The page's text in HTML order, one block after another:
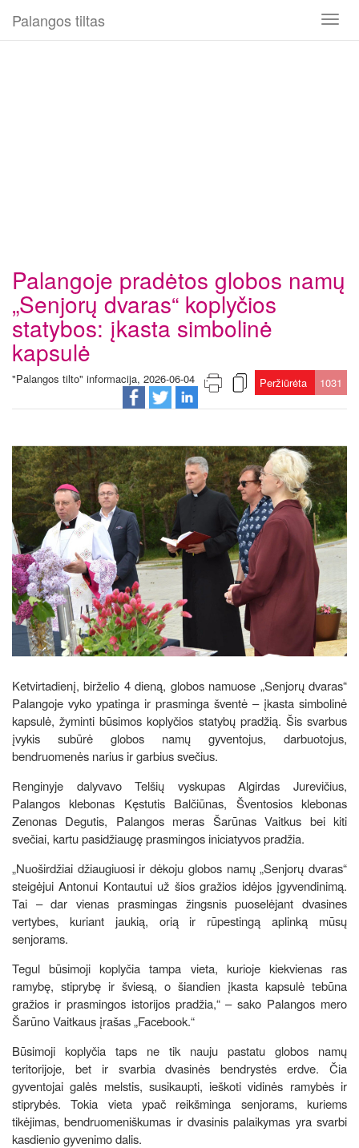
Toggle
Palangos tiltas
Palangoje pradėtos globos namų
„Senjorų dvaras“ koplyčios
statybos: įkasta simbolinė
kapsulė
"Palangos tilto" informacija, 2026-06-04 Peržiūrėta 1031
Ketvirtadienį, birželio 4 dieną, globos namuose „Senjorų dvaras“
Palangoje vyko ypatinga ir prasminga šventė – įkasta simbolinė
kapsulė, žyminti būsimos koplyčios statybų pradžią. Šis svarbus
įvykis subūrė globos namų gyventojus, darbuotojus,
bendruomenės narius ir garbius svečius.
Renginyje dalyvavo Telšių vyskupas Algirdas Jurevičius,
Palangos klebonas Kęstutis Balčiūnas, Šventosios klebonas
Zenonas Degutis, Palangos meras Šarūnas Vaitkus bei kiti
svečiai, kartu pasidžiaugę prasmingos iniciatyvos pradžia.
„Nuoširdžiai džiaugiuosi ir dėkoju globos namų „Senjorų dvaras“
steigėjui Antonui Kontautui už šios gražios idėjos įgyvendinimą.
Tai – dar vienas prasmingas žingsnis puoselėjant dvasines
vertybes, kuriant jaukią, orią ir rūpestingą aplinką mūsų
senjorams.
Tegul būsimoji koplyčia tampa vieta, kurioje kiekvienas ras
ramybę, stiprybę ir šviesą, o šiandien įkasta kapsulė tebūna
gražios ir prasmingos istorijos pradžia,“ – sako Palangos mero
Šarūno Vaitkaus įrašas „Facebook.“
Būsimoji koplyčia taps ne tik nauju pastatu globos namų
teritorijoje, bet ir svarbia dvasinės bendrystės erdve. Čia
gyventojai galės melstis, susikaupti, ieškoti vidinės ramybės ir
stiprybės. Tokia vieta ypač reikšminga senjorams, kuriems
tikėjimas, bendruomeniškumas ir dvasinis palaikymas yra svarbi
kasdienio gyvenimo dalis.